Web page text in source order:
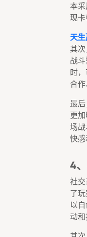
本
现
天
其
战
时
合
最
更
场
快感
4
社
了
以
动